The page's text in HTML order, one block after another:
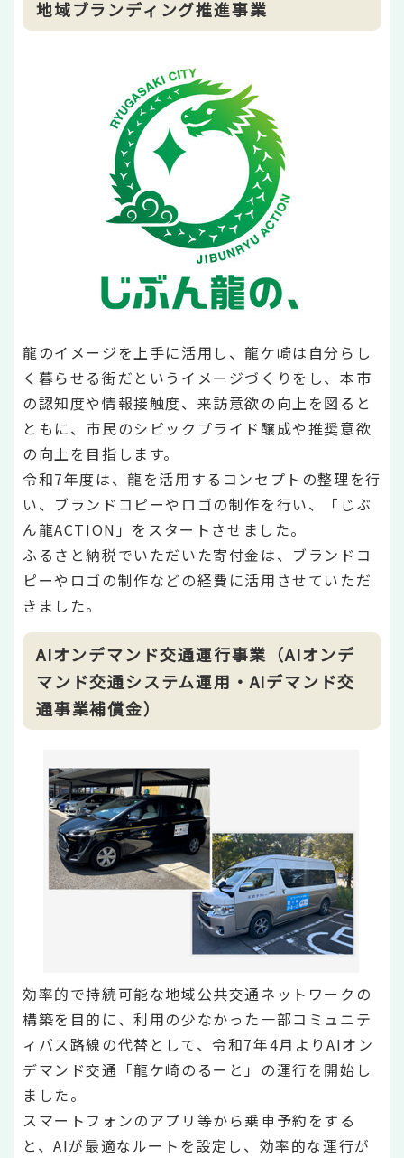
地域ブランディング推進事業
龍のイメージを上手に活用し、龍ケ崎は自分らし
く暮らせる街だというイメージづくりをし、本市
の認知度や情報接触度、来訪意欲の向上を図ると
ともに、市民のシビックプライド醸成や推奨意欲
の向上を目指します。
令和7年度は、龍を活用するコンセプトの整理を行
い、ブランドコピーやロゴの制作を行い、「じぶ
ん龍ACTION」をスタートさせました。
ふるさと納税でいただいた寄付金は、ブランドコ
ピーやロゴの制作などの経費に活用させていただ
きました。
AIオンデマンド交通運行事業（AIオンデ
マンド交通システム運用・AIデマンド交
通事業補償金）
効率的で持続可能な地域公共交通ネットワークの
構築を目的に、利用の少なかった一部コミュニテ
ィバス路線の代替として、令和7年4月よりAIオン
デマンド交通「龍ケ崎のるーと」の運行を開始し
ました。
スマートフォンのアプリ等から乗車予約をする
と、AIが最適なルートを設定し、効率的な運行が